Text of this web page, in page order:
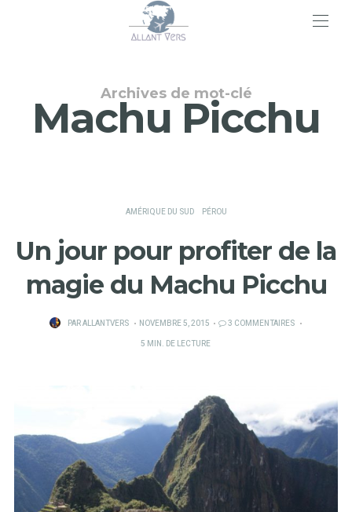
Archives de mot-clé
Machu Picchu
AMÉRIQUE DU SUD PÉROU
Un jour pour profiter de la
magie du Machu Picchu
PARALLANTVERS
PUBLIÉ
SUR
NOVEMBRE 5, 2015
3 COMMENTAIRES
5 MIN. DE LECTURE